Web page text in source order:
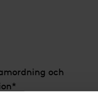
och